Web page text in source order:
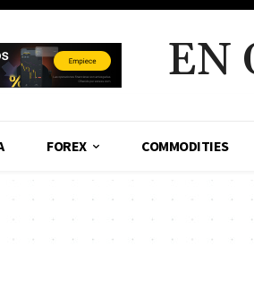
EN
FOREX COMMODITIES